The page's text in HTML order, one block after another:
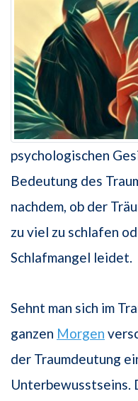
psychologischen
Bedeutung des
nachdem, ob der
zu viel zu schlafen
Schlafmangel leidet.
Sehnt man sich im
ganzen Morgen
der Traumdeutung
Unterbewusstseins.